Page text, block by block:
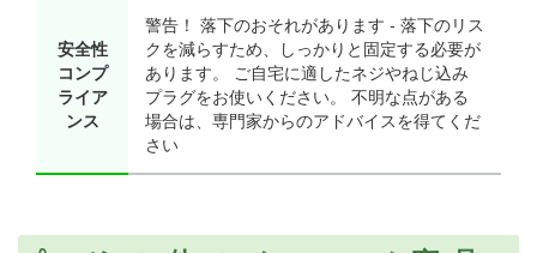
安全性
コンプ
ライア
ンス
警告！ 落下のおそれがあります ‐ 落下のリス
クを減らすため、しっかりと固定する必要が
あります。 ご自宅に適したネジやねじ込み
プラグをお使いください。 不明な点がある
場合は、専門家からのアドバイスを得てくだ
さい